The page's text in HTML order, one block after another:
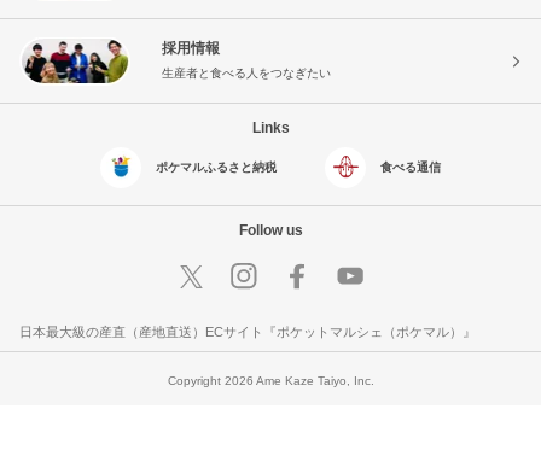
採用情報
生産者と食べる人をつなぎたい
Links
ポケマルふるさと納税 食べる通信
Follow us
日本最大級の産直（産地直送）ECサイト『ポケットマルシェ（ポケマル）』
Copyright 2026 Ame Kaze Taiyo, Inc.